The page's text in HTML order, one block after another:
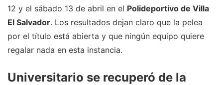
12 y el sábado 13 de abril en el Polideportivo de Villa
El Salvador. Los resultados dejan claro que la pelea
por el título está abierta y que ningún equipo quiere
regalar nada en esta instancia.
Universitario se recuperó de la